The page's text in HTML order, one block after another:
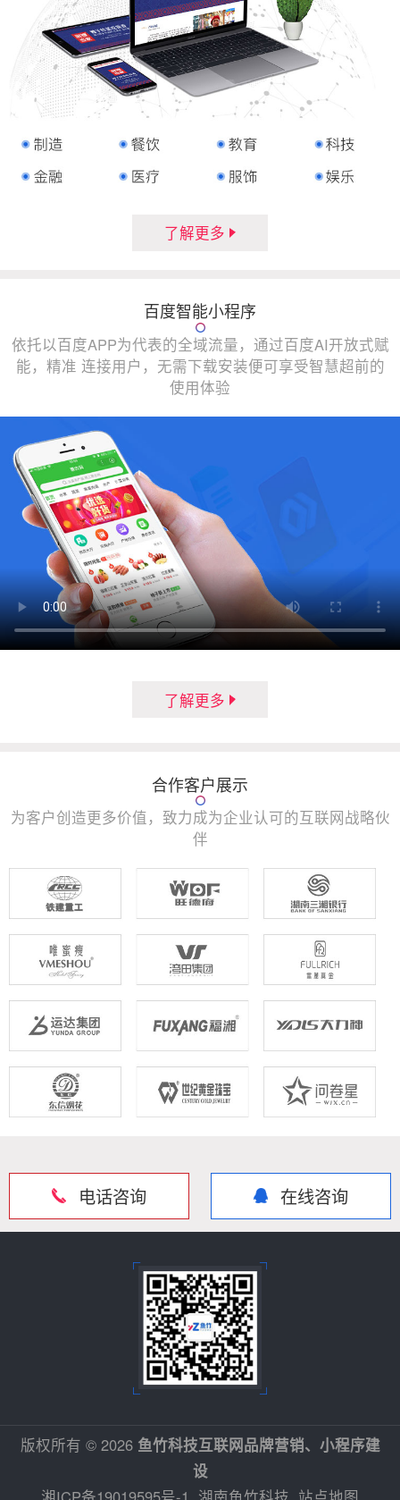
了解更多
百度智能小程序
依托以百度APP为代表的全域流量，通过百度AI开放式赋
能，精准 连接用户，无需下载安装便可享受智慧超前的
使用体验
了解更多
合作客户展示
为客户创造更多价值，致力成为企业认可的互联网战略伙
伴
电话咨询 在线咨询
版权所有 © 2026 鱼竹科技互联网品牌营销、小程序建
设